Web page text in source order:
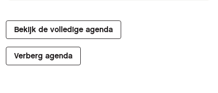
Bekijk de volledige agenda
Verberg agenda